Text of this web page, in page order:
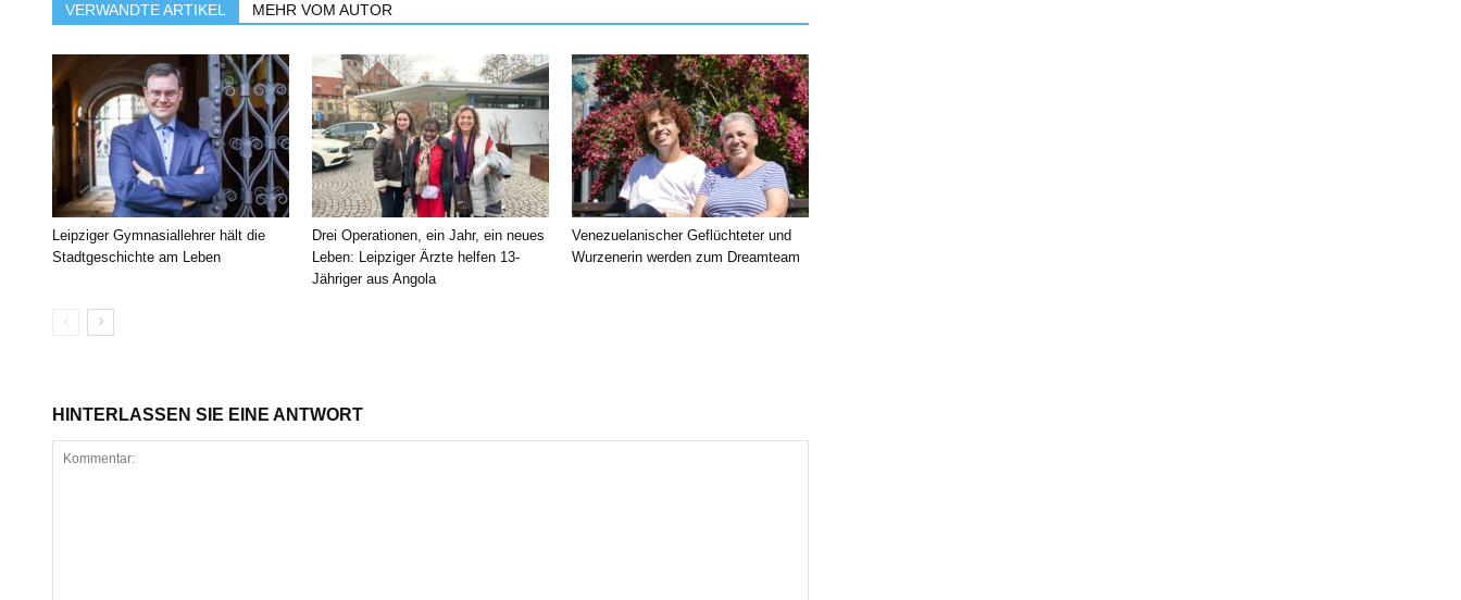
VERWANDTE ARTIKEL MEHR VOM AUTOR
Leipziger Gymnasiallehrer hält die
Stadtgeschichte am Leben
Drei Operationen, ein Jahr, ein neues
Leben: Leipziger Ärzte helfen 13-
Jähriger aus Angola
Venezuelanischer Geflüchteter und
Wurzenerin werden zum Dreamteam
HINTERLASSEN SIE EINE ANTWORT